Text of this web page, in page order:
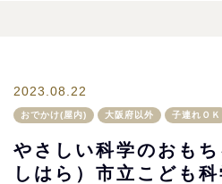
2023.08.22
おでかけ(屋内) 大阪府以外 子連れＯＫ
やさしい科学のおも
しはら）市立こども